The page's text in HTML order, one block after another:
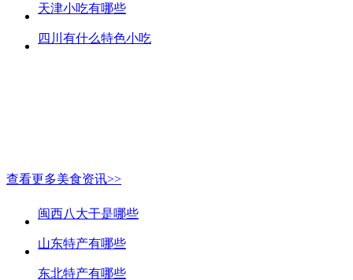
天津小吃有哪些
四川有什么特色小吃
查看更多美食资讯>>
闽西八大干是哪些
山东特产有哪些
东北特产有哪些